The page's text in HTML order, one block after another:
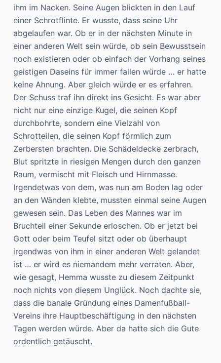
ihm im Nacken. Seine Augen blickten in den Lauf
einer Schrotflinte. Er wusste, dass seine Uhr
abgelaufen war. Ob er in der nächsten Minute in
einer anderen Welt sein würde, ob sein Bewusstsein
noch existieren oder ob einfach der Vorhang seines
geistigen Daseins für immer fallen würde … er hatte
keine Ahnung. Aber gleich würde er es erfahren.
Der Schuss traf ihn direkt ins Gesicht. Es war aber
nicht nur eine einzige Kugel, die seinen Kopf
durchbohrte, sondern eine Vielzahl von
Schrotteilen, die seinen Kopf förmlich zum
Zerbersten brachten. Die Schädeldecke zerbrach,
Blut spritzte in riesigen Mengen durch den ganzen
Raum, vermischt mit Fleisch und Hirnmasse.
Irgendetwas von dem, was nun am Boden lag oder
an den Wänden klebte, mussten einmal seine Augen
gewesen sein. Das Leben des Mannes war im
Bruchteil einer Sekunde erloschen. Ob er jetzt bei
Gott oder beim Teufel sitzt oder ob überhaupt
irgendwas von ihm in einer anderen Welt gelandet
ist … er wird es niemandem mehr verraten. Aber,
wie gesagt, Hemma wusste zu diesem Zeitpunkt
noch nichts von diesem Unglück. Noch dachte sie,
dass die banale Gründung eines Damenfußball-
Vereins ihre Hauptbeschäftigung in den nächsten
Tagen werden würde. Aber da hatte sich die Gute
ordentlich getäuscht.